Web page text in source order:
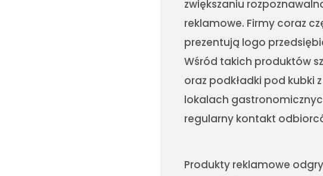
zwiększaniu
reklamowe. Firmy coraz
prezentują logo
Wśród takich produktów
oraz podkładki pod kubki
lokalach
regularny kontakt
Produkty reklamowe